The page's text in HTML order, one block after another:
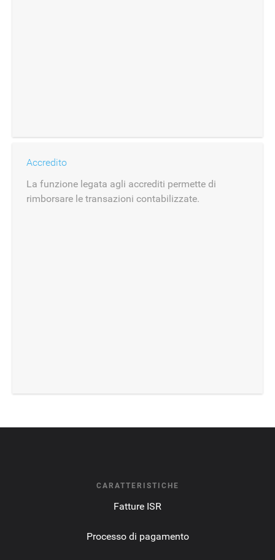
Accredito
La funzione legata agli accrediti permette di
rimborsare le transazioni contabilizzate.
CARATTERISTICHE
Fatture ISR
Processo di pagamento